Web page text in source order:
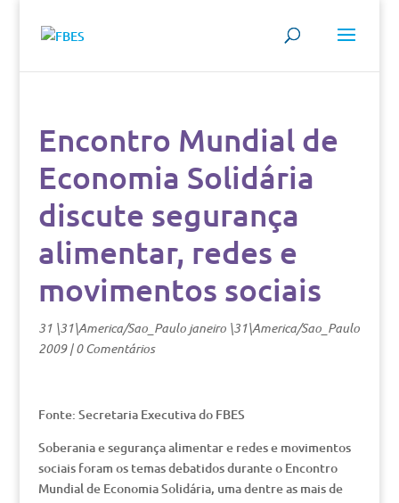
Encontro Mundial de
Economia Solidária
discute segurança
alimentar, redes e
movimentos sociais
31 \31\America/Sao_Paulo janeiro \31\America/Sao_Paulo
2009|0 Comentários
Fonte: Secretaria Executiva do FBES
Soberania e segurança alimentar e redes e movimentos
sociais foram os temas debatidos durante o Encontro
Mundial de Economia Solidária, uma dentre as mais de